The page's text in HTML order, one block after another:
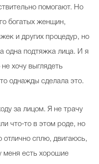
помогают. Но
богатых женщин,
и других процедур, но
одна подтяжка лица. И я
хочу выглядеть
однажды сделала это.
за лицом. Я не трачу
что-то в этом роде, но
отлично сплю, двигаюсь,
меня есть хорошие